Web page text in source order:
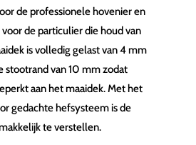
de professionele hovenier en
de particulier die houd van
is volledig gelast van 4 mm
stootrand van 10 mm zodat
aan het maaidek. Met het
gedachte hefsysteem is de
te verstellen.